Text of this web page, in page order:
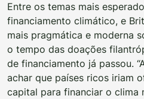
Entre os temas mais
financiamento climático, e
mais pragmática e moderna
o tempo das doações
de financiamento já passou.
achar que países ricos iriam
capital para financiar o clima